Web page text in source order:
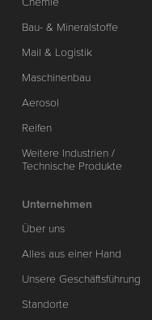
Bau- & Mineralstoffe
Mail & Logistik
Maschinenbau
Aerosol
Reifen
Weitere Industrien /
Technische Produkte
Unternehmen
Über uns
Alles aus einer Hand
Unsere Geschäftsführung
Standorte